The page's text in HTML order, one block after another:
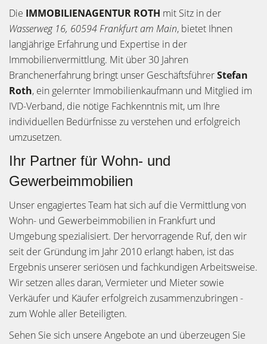
Die IMMOBILIENAGENTUR ROTH mit Sitz in der
Wasserweg 16, 60594 Frankfurt am Main, bietet Ihnen
langjährige Erfahrung und Expertise in der
Immobilienvermittlung. Mit über 30 Jahren
Branchenerfahrung bringt unser GeschäftsführerStefan
Roth, ein gelernter Immobilienkaufmann und Mitglied im
IVD-Verband, die nötige Fachkenntnis mit, um Ihre
individuellen Bedürfnisse zu verstehen und erfolgreich
umzusetzen.
Ihr Partner für Wohn- und
Gewerbeimmobilien
Unser engagiertes Team hat sich auf die Vermittlung von
Wohn- und Gewerbeimmobilien in Frankfurt und
Umgebung spezialisiert. Der hervorragende Ruf, den wir
seit der Gründung im Jahr 2010 erlangt haben, ist das
Ergebnis unserer seriösen und fachkundigen Arbeitsweise.
Wir setzen alles daran, Vermieter und Mieter sowie
Verkäufer und Käufer erfolgreich zusammenzubringen -
zum Wohle aller Beteiligten.
Sehen Sie sich unsere Angebote an und überzeugen Sie